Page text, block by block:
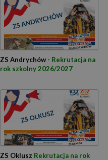
ZS Andrychów - Rekrutacja na
rok szkolny 2026/2027
ZS Oklusz Rekrutacja na rok